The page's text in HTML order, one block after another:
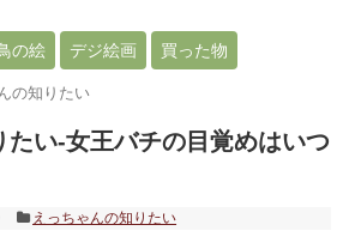
の絵 デジ絵画 買った物
の知りたい
たい-女王バチの目覚めはいつ
えっちゃんの知りたい